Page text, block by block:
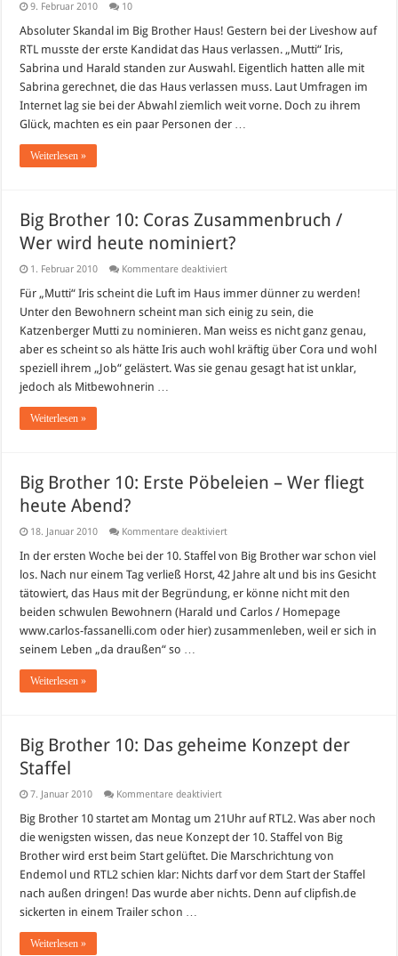
9. Februar 2010 10
Absoluter Skandal im Big Brother Haus! Gestern bei der Liveshow auf
RTL musste der erste Kandidat das Haus verlassen. „Mutti“ Iris,
Sabrina und Harald standen zur Auswahl. Eigentlich hatten alle mit
Sabrina gerechnet, die das Haus verlassen muss. Laut Umfragen im
Internet lag sie bei der Abwahl ziemlich weit vorne. Doch zu ihrem
Glück, machten es ein paar Personen der …
Weiterlesen »
Big Brother 10: Coras Zusammenbruch /
Wer wird heute nominiert?
1. Februar 2010 Kommentare deaktiviertfür
Brother
Coras
Zusammenbruch
/
Wer
heute
Für „Mutti“ Iris scheint die Luft im Haus immer dünner zu werden!
Unter den Bewohnern scheint man sich einig zu sein, die
Katzenberger Mutti zu nominieren. Man weiss es nicht ganz genau,
aber es scheint so als hätte Iris auch wohl kräftig über Cora und wohl
speziell ihrem „Job“ gelästert. Was sie genau gesagt hat ist unklar,
jedoch als Mitbewohnerin …
Weiterlesen »
Big Brother 10: Erste Pöbeleien – Wer fliegt
heute Abend?
18. Januar 2010 Kommentare deaktiviertfür
Brother
Erste
Pöbeleien
–
Wer
heute
In der ersten Woche bei der 10. Staffel von Big Brother war schon viel
los. Nach nur einem Tag verließ Horst, 42 Jahre alt und bis ins Gesicht
tätowiert, das Haus mit der Begründung, er könne nicht mit den
beiden schwulen Bewohnern (Harald und Carlos / Homepage
www.carlos-fassanelli.com oder hier) zusammenleben, weil er sich in
seinem Leben „da draußen“ so …
Weiterlesen »
Big Brother 10: Das geheime Konzept der
Staffel
7. Januar 2010 Kommentare deaktiviertfür
Brother
Das
geheime
Konzept
der
Staffel
Big Brother 10 startet am Montag um 21Uhr auf RTL2. Was aber noch
die wenigsten wissen, das neue Konzept der 10. Staffel von Big
Brother wird erst beim Start gelüftet. Die Marschrichtung von
Endemol und RTL2 schien klar: Nichts darf vor dem Start der Staffel
nach außen dringen! Das wurde aber nichts. Denn auf clipfish.de
sickerten in einem Trailer schon …
Weiterlesen »